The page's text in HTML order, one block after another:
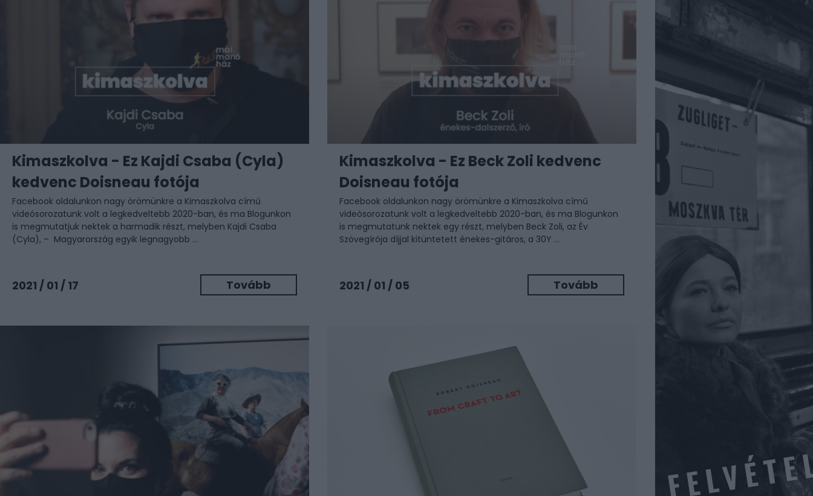
Kimaszkolva - Ez Kajdi Csaba (Cyla)
kedvenc Doisneau fotója
Facebook oldalunkon nagy örömünkre a Kimaszkolva című
videósorozatunk volt a legkedveltebb 2020-ban, és ma Blogunkon
is megmutatjuk nektek a harmadik részt, melyben Kajdi Csaba
(Cyla), – Magyarország egyik legnagyobb ...
2021 / 01 / 17 Tovább
Kimaszkolva - Ez Beck Zoli kedvenc
Doisneau fotója
Facebook oldalunkon nagy örömünkre a Kimaszkolva című
videósorozatunk volt a legkedveltebb 2020-ban, és ma Blogunkon
is megmutatunk nektek egy részt, melyben Beck Zoli, az Év
Szövegírója díjjal kitüntetett énekes-gitáros, a 30Y ...
2021 / 01 / 05 Tovább